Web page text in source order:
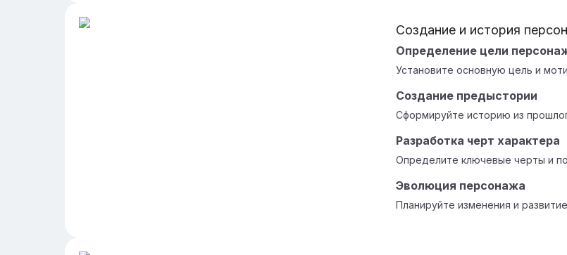
Создание и история
Определение цели
Установите основную цель и
Создание предыстории
Сформируйте историю из
Разработка черт характера
Определите ключевые черты и
Эволюция персонажа
Планируйте изменения и